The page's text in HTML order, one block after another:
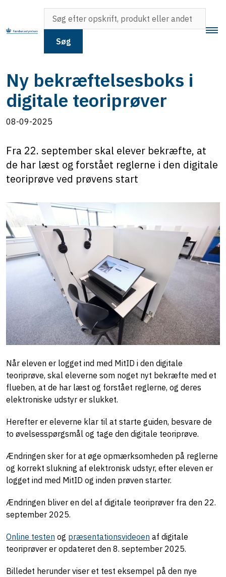
Søg
Ny bekræftelsesboks i
digitale teoriprøver
08-09-2025
Fra 22. september skal elever bekræfte, at
de har læst og forstået reglerne i den digitale
teoriprøve ved prøvens start
Når eleven er logget ind med MitID i den digitale
teoriprøve, skal eleverne som noget nyt bekræfte med et
flueben, at de har læst og forstået reglerne, og deres
elektroniske udstyr er slukket.
Herefter er eleverne klar til at starte guiden, besvare de
to øvelsesspørgsmål og tage den digitale teoriprøve.
Ændringen sker for at øge opmærksomheden på reglerne
og korrekt slukning af elektronisk udstyr, efter eleven er
logget ind med MitID og inden prøven starter.
Ændringen bliver en del af digitale teoriprøver fra den 22.
september 2025.
Online testen og præsentationsvideoen af digitale
teoriprøver er opdateret den 8. september 2025.
Billedet herunder viser et test eksempel på den nye